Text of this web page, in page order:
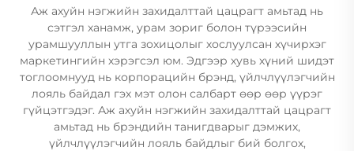
Аж ахуйн нэгжийн захидалттай цацрагт амьтад нь
сэтгэл ханамж, урам зориг болон түрээсийн
урамшууллын утга зохицолыг хослуулсан хүчирхэг
маркетингийн хэрэгсэл юм. Эдгээр хувь хүний шидэт
тоглоомнууд нь корпорацийн брэнд, үйлчлүүлэгчийн
лояль байдал гэх мэт олон салбарт өөр өөр үүрэг
гүйцэтгэдэг. Аж ахуйн нэгжийн захидалттай цацрагт
амьтад нь брэндийн танигдварыг дэмжих,
үйлчлүүлэгчийн лояль байдлыг бий болгох,